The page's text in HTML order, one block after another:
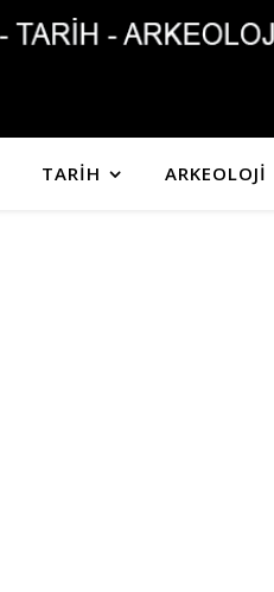
TARİH ARKEOLOJİ